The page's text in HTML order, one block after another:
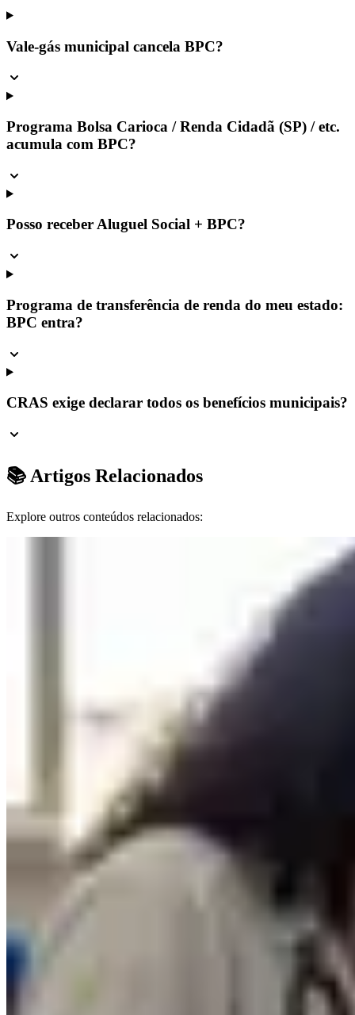
Vale-gás municipal cancela BPC?
Programa Bolsa Carioca / Renda Cidadã (SP) / etc.
acumula com BPC?
Posso receber Aluguel Social + BPC?
Programa de transferência de renda do meu estado:
BPC entra?
CRAS exige declarar todos os benefícios municipais?
📚 Artigos Relacionados
Explore outros conteúdos relacionados: